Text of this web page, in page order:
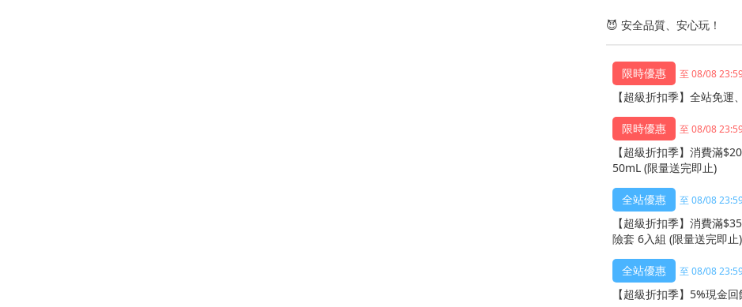
😈 安全品質、安心玩！
至 08/08
【超級折扣季】全站免運
至 08/08
【超級折扣季】消費滿
50mL (限量送完即止)
至 08/08
【超級折扣季】消費滿
險套 6入組 (限量送完即止)
至 08/08
【超級折扣季】5%現金